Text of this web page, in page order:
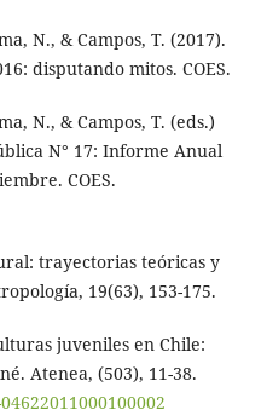
N., & Campos, T. (2017).
disputando mitos. COES.
N., & Campos, T. (eds.)
N° 17: Informe Anual
COES.
trayectorias teóricas y
19(63), 153-175.
juveniles en Chile:
Atenea, (503), 11-38.